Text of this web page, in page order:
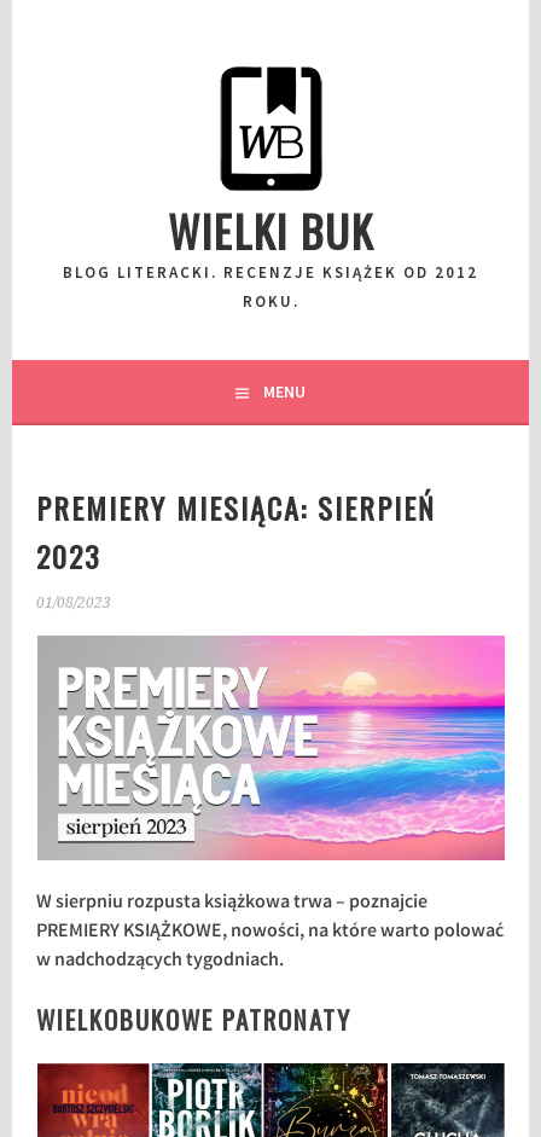
WIELKI BUK
BLOG LITERACKI. RECENZJE KSIĄŻEK OD 2012
ROKU.
MENU
PREMIERY MIESIĄCA: SIERPIEŃ
2023
01/08/2023
W sierpniu rozpusta książkowa trwa – poznajcie
PREMIERY KSIĄŻKOWE, nowości, na które warto polować
w nadchodzących tygodniach.
WIELKOBUKOWE PATRONATY